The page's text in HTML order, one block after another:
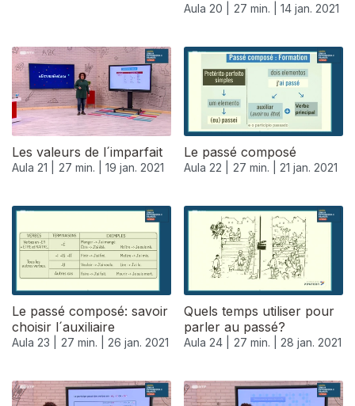
Aula 20 | 27 min. | 14 jan. 2021
Les valeurs de l´imparfait
Aula 21 | 27 min. | 19 jan. 2021
Le passé composé
Aula 22 | 27 min. | 21 jan. 2021
Le passé composé: savoir
choisir l´auxiliaire
Aula 23 | 27 min. | 26 jan. 2021
Quels temps utiliser pour
parler au passé?
Aula 24 | 27 min. | 28 jan. 2021
520664